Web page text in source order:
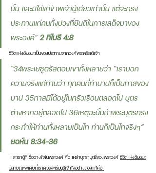
นั้น และมิใช่แก่ข้าพเจ้าผู้เดียวเท่านั้น แต่จะทรง
ประทานแก่คนทั้งปวงที่ยินดีในการเสด็จมาของ
พระองค์” 2 ทิโมธี 4:8
ชีวิตแห่งชัยชนะเป็นของประทานจากองค์พระคริสต์เจ้า
“34พระเยซูตรัสตอบเขาทั้งหลายว่า “เราบอก
ความจริงแก่ท่านว่า ทุกคนที่ทำบาปก็เป็นทาสของ
บาป 35ทาสมิได้อยู่ในครัวเรือนตลอดไป บุตร
ต่างหากอยู่ตลอดไป 36เหตุฉะนั้นถ้าพระบุตรทรง
กระทำให้ท่านทั้งหลายเป็นไท ท่านก็เป็นไทจริงๆ”
ยอห์น 8:34-36
และเราผู้ที่เชื่อวางใจในพระองค์ คือ เหล่าบุตราบุตรีของพระองค์ ชีวิตแห่งชัยชนะ
มีลักษณะพิเศษที่เราควรจะเรียนรู้เข้าใจอย่างถ่องแท้คือ